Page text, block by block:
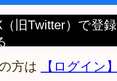
（旧Twitter）で登
方は
【ログイン